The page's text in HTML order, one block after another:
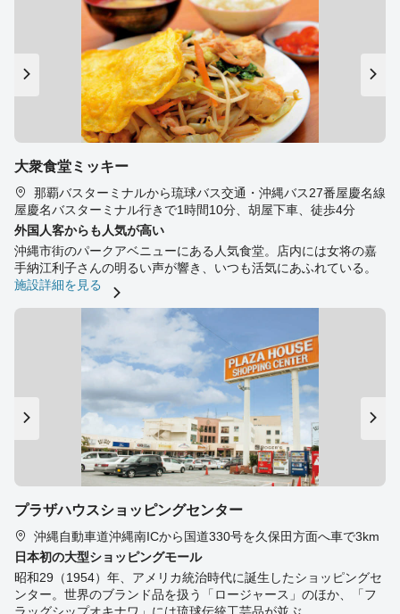
大衆食堂ミッキー
那覇バスターミナルから琉球バス交通・沖縄バス27番屋慶名線
屋慶名バスターミナル行きで1時間10分、胡屋下車、徒歩4分
外国人客からも人気が高い
沖縄市街のパークアベニューにある人気食堂。店内には女将の嘉
手納江利子さんの明るい声が響き、いつも活気にあふれている。
施設詳細を見る
プラザハウスショッピングセンター
沖縄自動車道沖縄南ICから国道330号を久保田方面へ車で3km
日本初の大型ショッピングモール
昭和29（1954）年、アメリカ統治時代に誕生したショッピングセ
ンター。世界のブランド品を扱う「ロージャース」のほか、「フ
ラッグシップオキナワ」には琉球伝統工芸品が並ぶ。